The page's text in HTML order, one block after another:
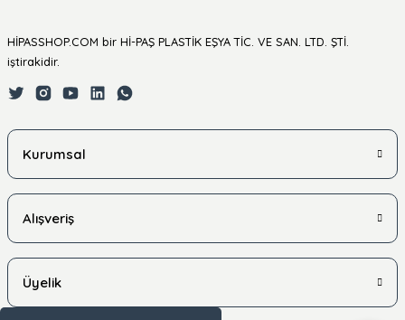
HİPASSHOP.COM bir Hİ-PAŞ PLASTİK EŞYA TİC. VE SAN. LTD. ŞTİ.
iştirakidir.
Kurumsal
Alışveriş
Üyelik